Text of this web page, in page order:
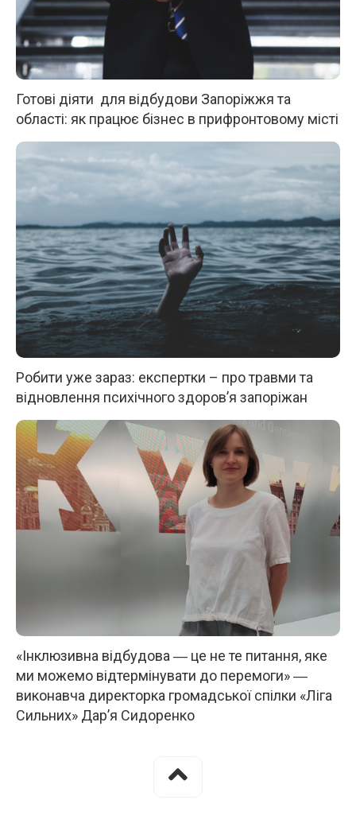
Готові діяти для відбудови Запоріжжя та
області: як працює бізнес в прифронтовому місті
Робити уже зараз: експертки – про травми та
відновлення психічного здоров’я запоріжан
«Інклюзивна відбудова ― це не те питання, яке
ми можемо відтермінувати до перемоги» ―
виконавча директорка громадської спілки «Ліга
Сильних» Дар’я Сидоренко